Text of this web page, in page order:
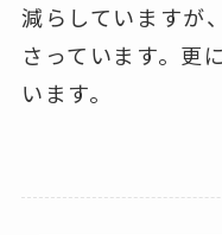
減らしていますが
さっています。更
います。